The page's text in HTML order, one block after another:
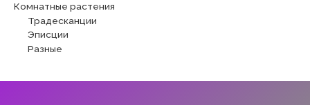
Комнатные растения
Традесканции
Эписции
Разные